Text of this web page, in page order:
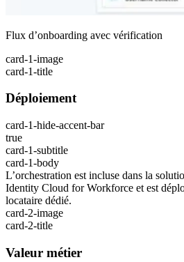
Flux d’onboarding avec vérification
card-1-image
card-1-title
Déploiement
card-1-hide-accent-bar
true
card-1-subtitle
card-1-body
L’orchestration est incluse dans la
Identity Cloud for Workforce et est
locataire dédié.
card-2-image
card-2-title
Valeur métier